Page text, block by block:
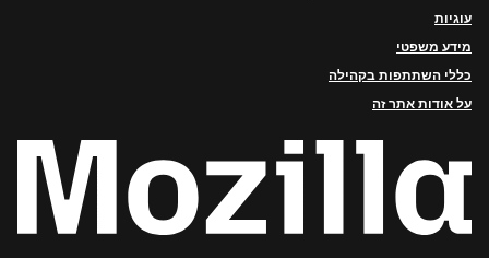
עוגיות
מידע משפטי
כללי השתתפות בקהילה
על אודות אתר זה